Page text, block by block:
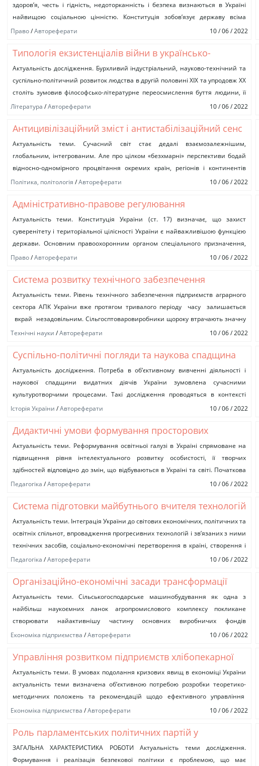
аналіз
здоров’я, честь і гідність, недоторканність і безпека визнаються в Україні
найвищою соціальною цінністю. Конституція зобов’язує державу всіма
доступними...
Право/Автореферати 10 / 06 / 2022
Типологія екзистенціалів війни в українсько-
німецькому літературному просторі (на матеріалі
прозових творів про Другу світову війну)
Актуальність дослідження. Бурхливий індустріальний, науково-технічний та
суспільно-політичний розвиток людства в другій половині ХІХ та упродовж ХХ
століть зумовив філософсько-літературне переосмислення буття людини, її
духовних та моральних імперативів, а також...
Літературa /Автореферати 10 / 06 / 2022
Антицивілізаційний зміст і антистабілізаційний сенс
явища тероризму: теоретико-порівняльний аналіз
Актуальність теми. Сучасний світ стає дедалі взаємозалежнішим,
глобальним, інтегрованим. Але про цілком «безхмарні» перспективи бодай
відносно-одномірного процвітання окремих країн, регіонів і континентів
говорити не доводиться, – на заваді вселюдському...
Політика, політологія /Автореферати 10 / 06 / 2022
Адміністративно-правове регулювання
прикордонного контролю
Актуальність теми. Конституція України (ст. 17) визначає, що захист
суверенітету і територіальної цілісності України є найважливішою функцією
держави. Основним правоохоронним органом спеціального призначення,
що забезпечує недоторканість державного кордону та...
Право/Автореферати 10 / 06 / 2022
Система розвитку технічного забезпечення
аграрного сектора АПК України: методологія і
організація
Актуальність теми. Рівень технічного забезпечення підприємств аграрного
сектора АПК України вже протягом тривалого періоду часу залишається
вкрай незадовільним. Сільгосптоваровиробники щороку втрачають значну
частину як потенційної, так і вже виробленої...
Технічні науки /Автореферати 10 / 06 / 2022
Суспільно-політичні погляди та наукова спадщина
М. І. Гулака: історико-культурологічний аналіз
Актуальність дослідження. Потреба в об’єктивному вивченні діяльності і
наукової спадщини видатних діячів України зумовлена сучасними
культуротворчими процесами. Такі дослідження проводяться в контексті
головних віх національної історії. Важливим напрямом є...
Історія України /Автореферати 10 / 06 / 2022
Дидактичні умови формування просторових
уявлень в учнів початкової школи
Актуальність теми. Реформування освітньої галузі в Україні спрямоване на
підвищення рівня інтелектуального розвитку особистості, її творчих
здібностей відповідно до змін, що відбуваються в Україні та світі. Початкова
школа, де...
Педагогіка /Автореферати 10 / 06 / 2022
Система підготовки майбутнього вчителя технологій
до викладання курсу креслення в загальноосвітніх
навчальних закладах
Актуальність теми. Інтеграція України до світових економічних, політичних та
освітніх спільнот, впровадження прогресивних технологій і зв’язаних з ними
технічних засобів, соціально-економічні перетворення в країні, створення і
розвиток різних форм...
Педагогіка /Автореферати 10 / 06 / 2022
Організаційно-економічні засади трансформації
підприємств сільськогосподарського
машинобудування
Актуальність теми. Сільськогосподарське машинобудування як одна з
найбільш наукоємних ланок агропромислового комплексу покликане
створювати найактивнішу частину основних виробничих фондів
сільськогосподарського виробництва та галузей переробки, а саме:
Економіка підприємства /Автореферати 10 / 06 / 2022
Управління розвитком підприємств хлібопекарної
галузі
Актуальність теми. В умовах подолання кризових явищ в економіці України
актуальність теми визначена об’єктивною потребою розробки теоретико-
методичних положень та рекомендацій щодо ефективного управління
розвитком промислових підприємств хлібопекарної галузі. Управління...
Економіка підприємства /Автореферати 10 / 06 / 2022
Роль парламентських політичних партій у
формуванні політики національної безпеки України
ЗАГАЛЬНА ХАРАКТЕРИСТИКА РОБОТИ Актуальність теми дослідження.
Формування і реалізація безпекової політики є проблемою, що має